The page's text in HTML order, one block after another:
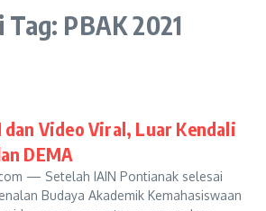
PBAK 2021
dan Video Viral, Luar Kendali
DEMA
— Setelah IAIN Pontianak selesai
Budaya Akademik Kemahasiswaan